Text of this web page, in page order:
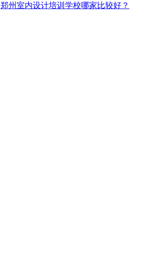
郑州室内设计培训学校哪家比较好？